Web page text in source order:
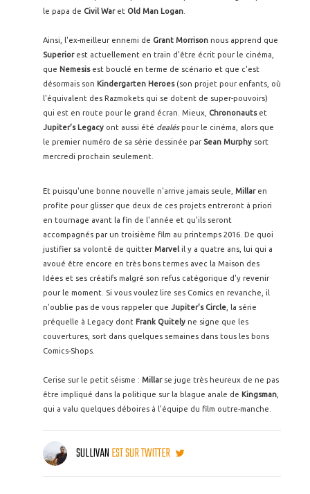
le papa de Civil War et Old Man Logan
Ainsi, l'ex-meilleur ennemi de Grant Morrison nous apprend que
Superiorest actuellement en train d'être écrit pour le cinéma,
que Nemesisest bouclé en terme de scénario et que c'est
désormais son Kindergarten Heroes (son projet pour enfants, où
l'équivalent des Razmokets qui se dotent de super-pouvoirs)
qui est en route pour le grand écran. Mieux, Chrononautset
Jupiter's Legacy ont aussi été dealéspour le cinéma, alors que
le premier numéro de sa série dessinée par Sean Murphy sort
mercredi prochain seulement.
Et puisqu'une bonne nouvelle n'arrive jamais seule, Millaren
profite pour glisser que deux de ces projets entreront à priori
en tournage avant la fin de l'année et qu'ils seront
accompagnés par un troisième film au printemps 2016. De quoi
justifier sa volonté de quitterMarvel il y a quatre ans, lui qui a
avoué être encore en très bons termes avec la Maison des
Idées et ses créatifs malgré son refus catégorique d'y revenir
pour le moment. Si vous voulez lire ses Comics en revanche, il
n'oublie pas de vous rappeler que Jupiter's Circle , la série
préquelle à Legacy dont Frank Quitely ne signe que les
couvertures, sort dans quelques semaines dans tous les bons
Comics-Shops.
Cerise sur le petit séisme : Millarse juge très heureux de ne pas
être impliqué dans la politique sur la blague anale de Kingsman
qui a valu quelques déboires à l'équipe du film outre-manche.
SULLIVANEST SUR TWITTER